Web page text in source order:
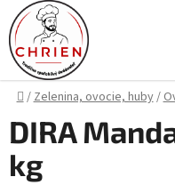
Prejsť na obsah
Domov
/Zelenina, ovocie, huby/
DIRA
kg